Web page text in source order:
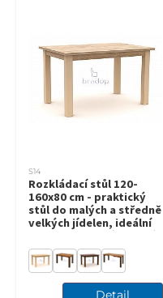
S14
Rozkládací stůl 120-
160x80 cm - praktický
stůl do malých a středně
velkých jídelen, ideální
pro každodenní použití i
oslavy
Detail